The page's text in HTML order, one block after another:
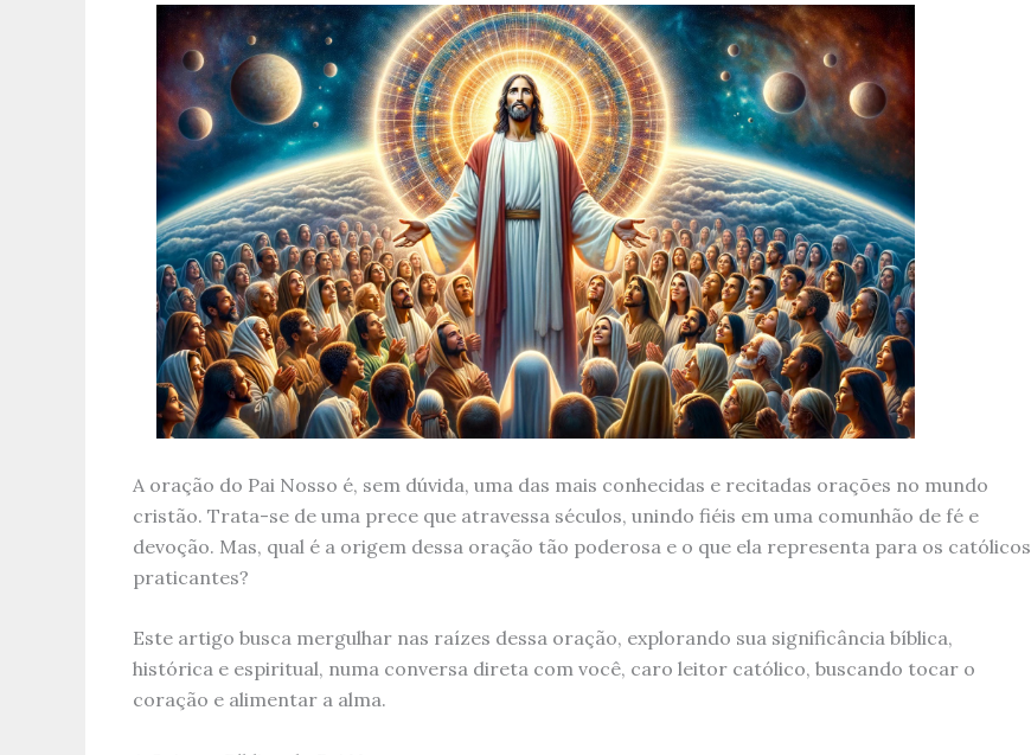
A oração do Pai Nosso é, sem dúvida, uma das mais conhecidas e recitadas orações no mundo
cristão. Trata-se de uma prece que atravessa séculos, unindo fiéis em uma comunhão de fé e
devoção. Mas, qual é a origem dessa oração tão poderosa e o que ela representa para os católicos
praticantes?
Este artigo busca mergulhar nas raízes dessa oração, explorando sua significância bíblica,
histórica e espiritual, numa conversa direta com você, caro leitor católico, buscando tocar o
coração e alimentar a alma.